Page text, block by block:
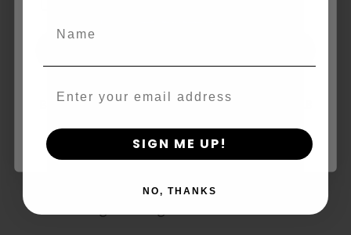
By clicking AGREE & ENTER, you confirm you are 18
SIGN ME UP!
NO, THANKS